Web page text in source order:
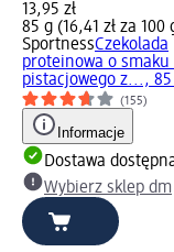
13,95 zł
85 g (16,41 zł za 100
SportnessCzekolada
proteinowa o smaku
pistacjowego z...,
(155)
Informacje
Dostawa
Wybierz sklep dm